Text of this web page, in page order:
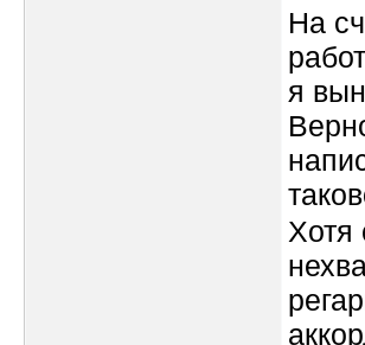
На
я
Хотя